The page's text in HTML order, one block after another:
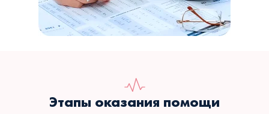
Этапы оказания помощи